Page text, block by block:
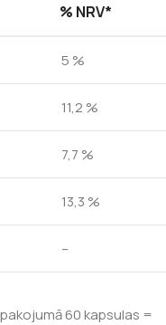
% NRV*
5 %
11,2 %
7,7 %
13,3 %
–
60 kapsulas =